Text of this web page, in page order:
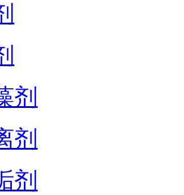
剂
剂
剂